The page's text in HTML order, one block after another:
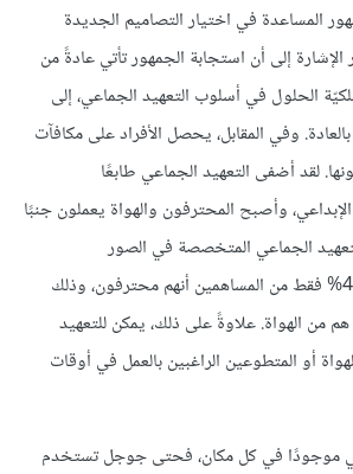
المساعدة في اختيار التصاميم الجديدة
الإشارة إلى أن استجابة الجمهور تأتي عادةً من
الحلول في أسلوب التعهيد الجماعي، إلى
وفي المقابل، يحصل الأفراد على مكافآت
لقد أضفى التعهيد الجماعي طابعًا
وأصبح المحترفون والهواة يعملون جنبًا
الجماعي المتخصصة في الصور
، يزعم 4% فقط من المساهمين أنهم محترفون، وذلك
هم من الهواة. علاوةً على ذلك، يمكن للتعهيد
أو المتطوعين الراغبين بالعمل في أوقات
موجودًا في كل مكان، فحتى جوجل تستخدم